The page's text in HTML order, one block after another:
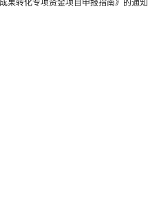
果转化专项资金项目申报指南》的通知